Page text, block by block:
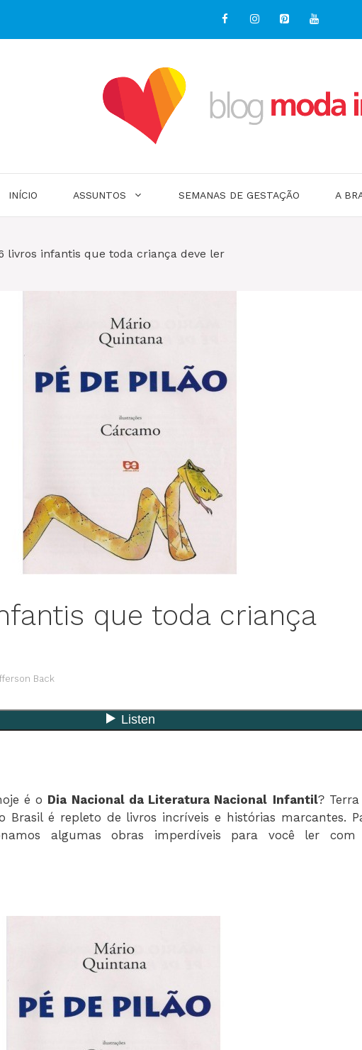
INÍCIO ASSUNTOS SEMANAS DE GESTAÇÃO A
livros infantis que toda criança deve ler
que toda criança
Back
é o Dia Nacional da Literatura Nacional Infantil?
Brasil é repleto de livros incríveis e histórias marcantes.
algumas obras imperdíveis para você ler com